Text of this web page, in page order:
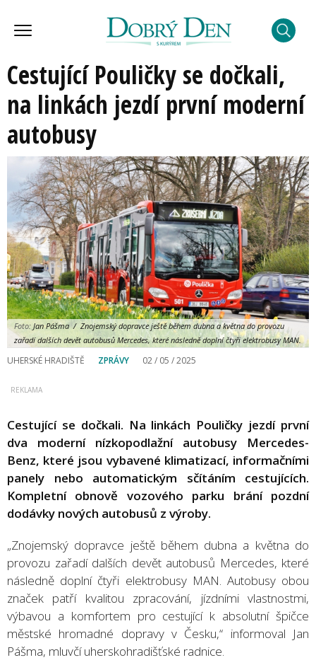
Cestující Pouličky se dočkali,
na linkách jezdí první moderní
autobusy
Foto: Jan Pášma / Znojemský dopravce ještě během dubna a května do provozu
zařadí dalších devět autobusů Mercedes, které následně doplní čtyři elektrobusy MAN.
UHERSKÉ HRADIŠTĚ ZPRÁVY 02 / 05 / 2025
Cestující se dočkali. Na linkách Pouličky jezdí první
dva moderní nízkopodlažní autobusy Mercedes-
Benz, které jsou vybavené klimatizací, informačními
panely nebo automatickým sčítáním cestujících.
Kompletní obnově vozového parku brání pozdní
dodávky nových autobusů z výroby.
„Znojemský dopravce ještě během dubna a května do
provozu zařadí dalších devět autobusů Mercedes, které
následně doplní čtyři elektrobusy MAN. Autobusy obou
značek patří kvalitou zpracování, jízdními vlastnostmi,
výbavou a komfortem pro cestující k absolutní špičce
městské hromadné dopravy v Česku,“ informoval Jan
Pášma, mluvčí uherskohradišťské radnice.